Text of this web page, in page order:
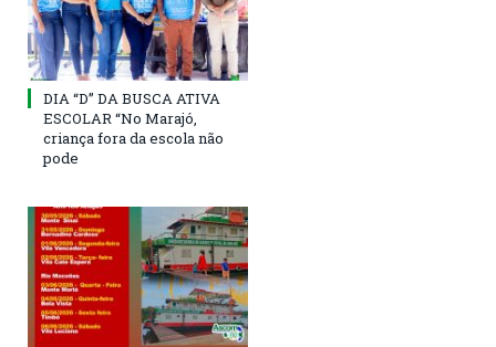
DIA “D” DA BUSCA ATIVA
ESCOLAR “No Marajó,
criança fora da escola não
pode